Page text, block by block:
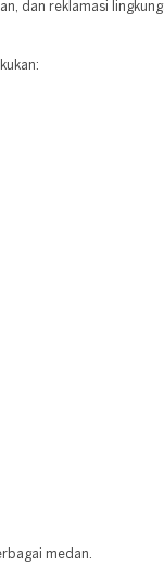
dan reklamasi
medan.